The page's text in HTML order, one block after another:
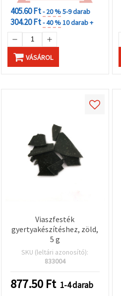
405.60 Ft- 20 %5-9 darab
304.20 Ft- 40 %10 darab +
VÁSÁROL
Viaszfesték
gyertyakészítéshez, zöld,
5 g
SKU (leltári azonosító):
833004
877.50 Ft 1-4 darab